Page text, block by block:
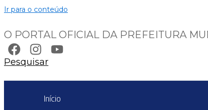
Ir para o conteúdo
O PORTAL OFICIAL DA PREFEITURA
Pesquisar
Início